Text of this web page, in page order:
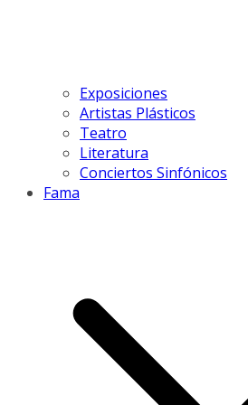
Exposiciones
Artistas Plásticos
Teatro
Literatura
Conciertos Sinfónicos
Fama